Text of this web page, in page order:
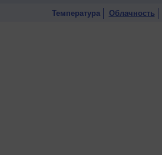
Температура Облачность